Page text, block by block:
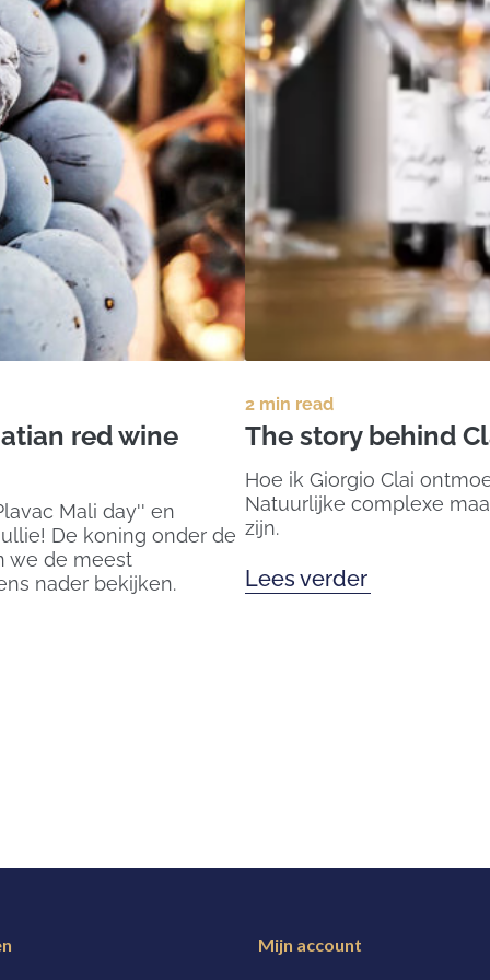
red wine
Mali day'' en
De koning onder de
we de meest
nader bekijken.
2 min read
The story behind
Hoe ik Giorgio Clai
Natuurlijke complexe
zijn.
Lees verder
Mijn account